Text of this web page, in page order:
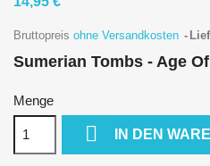
Bruttopreis ohne Versandkosten
Sumerian Tombs - Age
Menge
 IN DEN